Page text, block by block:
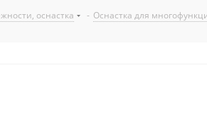
оснастка - Оснастка для